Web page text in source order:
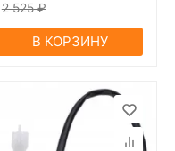
2 525 ₽
В КОРЗИНУ